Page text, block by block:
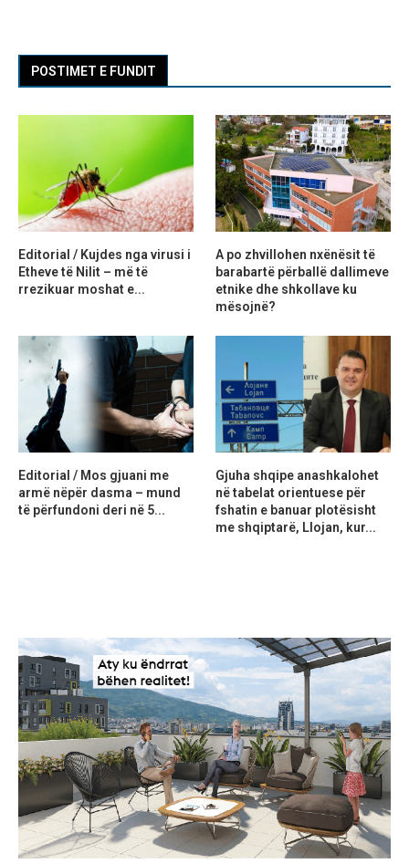
POSTIMET E FUNDIT
Editorial / Kujdes nga virusi i
Etheve të Nilit – më të
rrezikuar moshat e...
A po zhvillohen nxënësit të
barabartë përballë dallimeve
etnike dhe shkollave ku
mësojnë?
Editorial / Mos gjuani me
armë nëpër dasma – mund
të përfundoni deri në 5...
Gjuha shqipe anashkalohet
në tabelat orientuese për
fshatin e banuar plotësisht
me shqiptarë, Llojan, kur...